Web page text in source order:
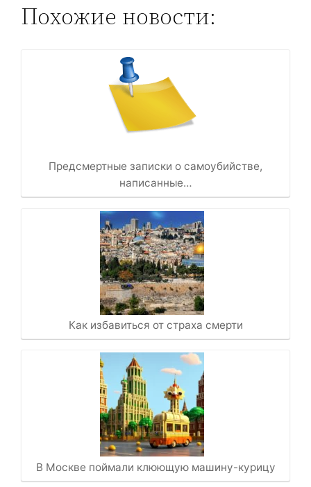
Похожие новости:
Предсмертные записки о самоубийстве,
написанные…
Как избавиться от страха смерти
В Москве поймали клюющую машину-курицу